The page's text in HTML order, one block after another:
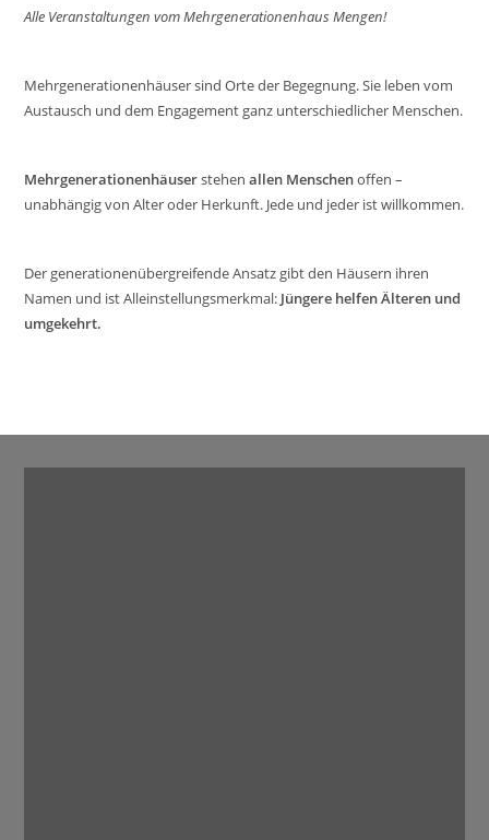
Alle Veranstaltungen vom Mehrgenerationenhaus Mengen!
Mehrgenerationenhäuser sind Orte der Begegnung. Sie leben vom
Austausch und dem Engagement ganz unterschiedlicher Menschen.
Mehrgenerationenhäuserstehenallen Menschenoffen –
unabhängig von Alter oder Herkunft. Jede und jeder ist willkommen.
Der generationenübergreifende Ansatz gibt den Häusern ihren
Namen und ist Alleinstellungsmerkmal: Jüngere helfen Älteren und
umgekehrt.